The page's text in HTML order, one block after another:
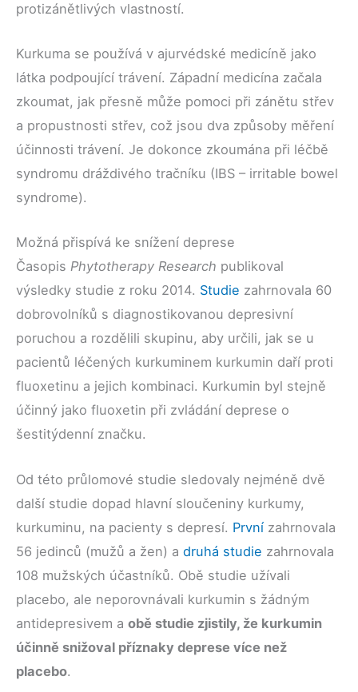
protizánětlivých vlastností.
Kurkuma se používá v ajurvédské medicíně jako
látka podpoující trávení. Západní medicína začala
zkoumat, jak přesně může pomoci při zánětu střev
a propustnosti střev, což jsou dva způsoby měření
účinnosti trávení. Je dokonce zkoumána při léčbě
syndromu dráždivého tračníku (IBS – irritable bowel
syndrome).
Možná přispívá ke snížení deprese
Časopis Phytotherapy Research publikoval
výsledky studie z roku 2014. Studie zahrnovala 60
dobrovolníků s diagnostikovanou depresivní
poruchou a rozdělili skupinu, aby určili, jak se u
pacientů léčených kurkuminem kurkumin daří proti
fluoxetinu a jejich kombinaci. Kurkumin byl stejně
účinný jako fluoxetin při zvládání deprese o
šestitýdenní značku.
Od této průlomové studie sledovaly nejméně dvě
další studie dopad hlavní sloučeniny kurkumy,
kurkuminu, na pacienty s depresí. První zahrnovala
56 jedinců (mužů a žen) a druhá studie zahrnovala
108 mužských účastníků. Obě studie užívali
placebo, ale neporovnávali kurkumin s žádným
antidepresivem a obě studie zjistily, že kurkumin
účinně snižoval příznaky deprese více než
placebo.